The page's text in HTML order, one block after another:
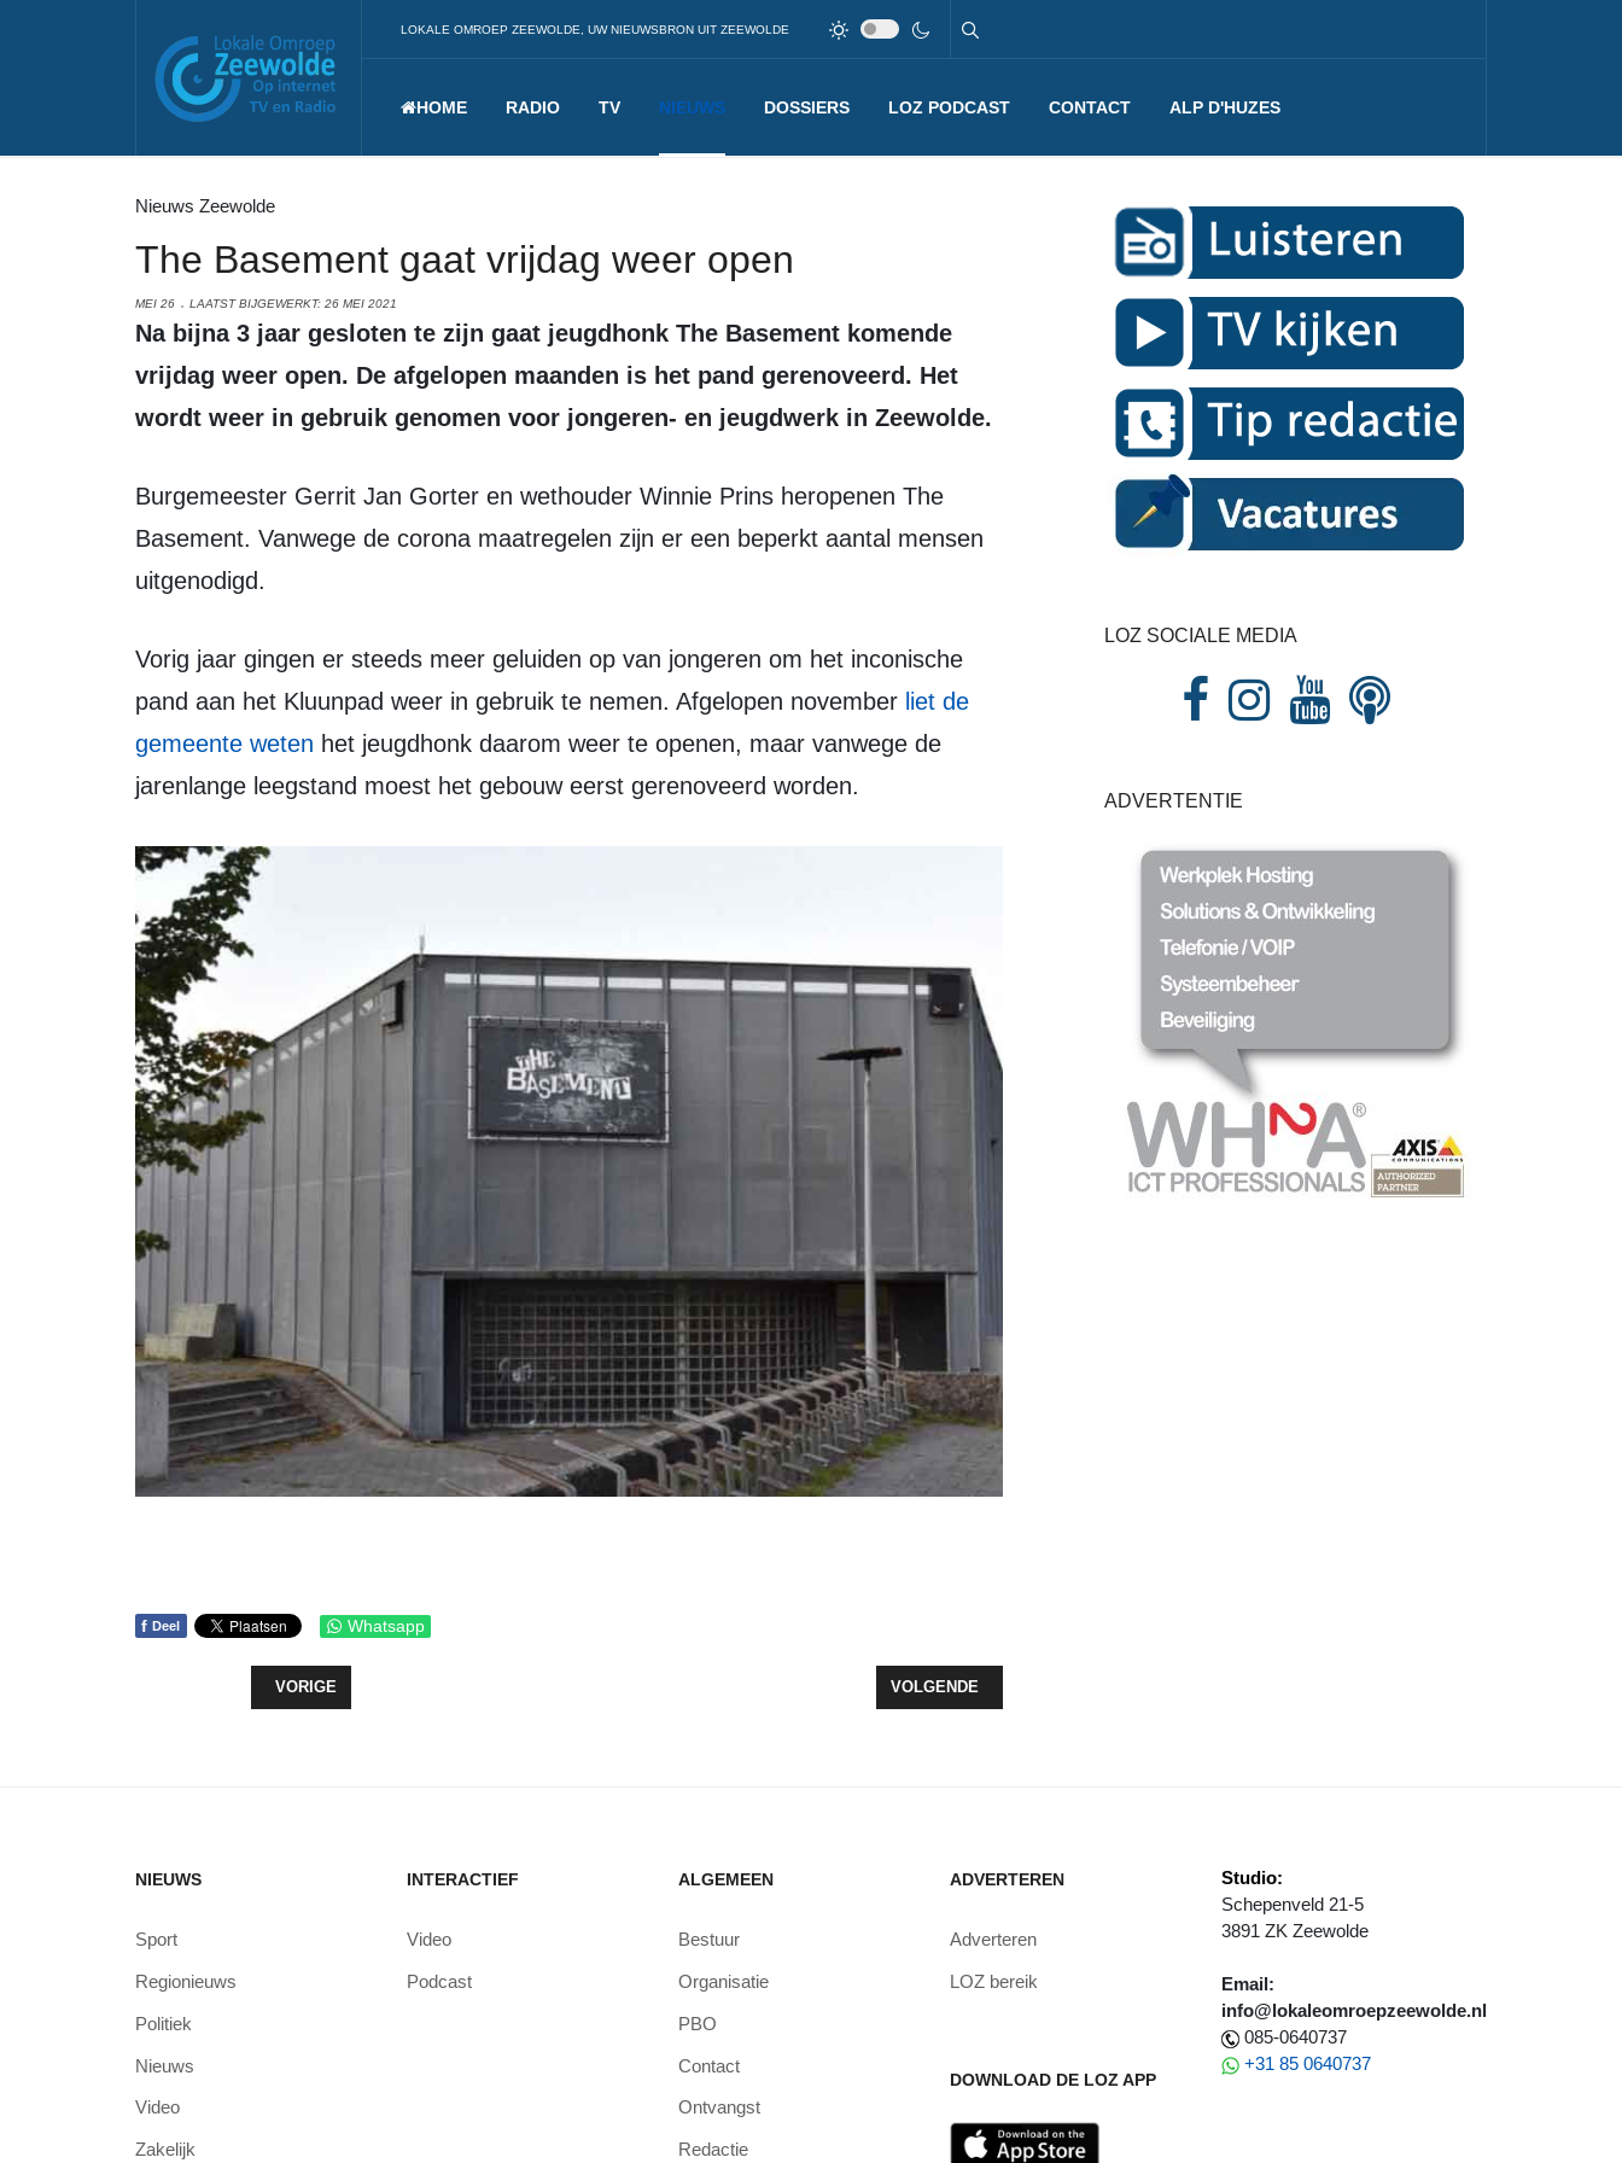
LOKALE OMROEP ZEEWOLDE, UW NIEUWSBRON UIT ZEEWOLDE
HOME RADIO TV NIEUWS DOSSIERS LOZ PODCAST CONTACT ALP D'HUZES
Nieuws Zeewolde
The Basement gaat vrijdag weer open
MEI 26 LAATST BIJGEWERKT: 26 MEI 2021
Na bijna 3 jaar gesloten te zijn gaat jeugdhonk The Basement komende
vrijdag weer open. De afgelopen maanden is het pand gerenoveerd. Het
wordt weer in gebruik genomen voor jongeren- en jeugdwerk in Zeewolde.
Burgemeester Gerrit Jan Gorter en wethouder Winnie Prins heropenen The
Basement. Vanwege de corona maatregelen zijn er een beperkt aantal mensen
uitgenodigd.
Vorig jaar gingen er steeds meer geluiden op van jongeren om het inconische
pand aan het Kluunpad weer in gebruik te nemen. Afgelopen november liet de
gemeente weten het jeugdhonk daarom weer te openen, maar vanwege de
jarenlange leegstand moest het gebouw eerst gerenoveerd worden.
f Deel Whatsapp
VORIG ARTIKEL: LAMOND STRIJDT MEE OM TITEL ‘BESTE ADVIESKANTOOR VAN NEDERLAND’
VORIGE VOLGENDE ARTIKEL: VAN DE WESTERINGH NAAR ADO DEN HAAG
VOLGENDE
LOZ SOCIALE MEDIA
ADVERTENTIE
NIEUWS
Sport
Regionieuws
Politiek
Nieuws
Video
Zakelijk
INTERACTIEF
Video
Podcast
ALGEMEEN
Bestuur
Organisatie
PBO
Contact
Ontvangst
Redactie
ADVERTEREN
Adverteren
LOZ bereik
DOWNLOAD DE LOZ APP
Studio:
Schepenveld 21-5
3891 ZK Zeewolde
Email:
info@lokaleomroepzeewolde.nl
085-0640737
+31 85 0640737